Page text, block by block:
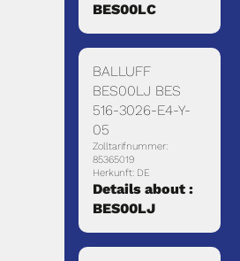
BES00LC
BALLUFF
BES00LJ BES
516-3026-E4-Y-
05
Zolltarifnummer:
85365019
Herkunft: DE
Details about :
BES00LJ